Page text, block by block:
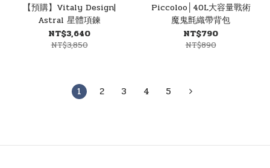
【預購】Vitaly Design|
Astral 星體項鍊
NT$3,640
NT$3,850
Piccoloo│40L大容量戰術
魔鬼氈織帶背包
NT$790
NT$890
1 2 3 4 5